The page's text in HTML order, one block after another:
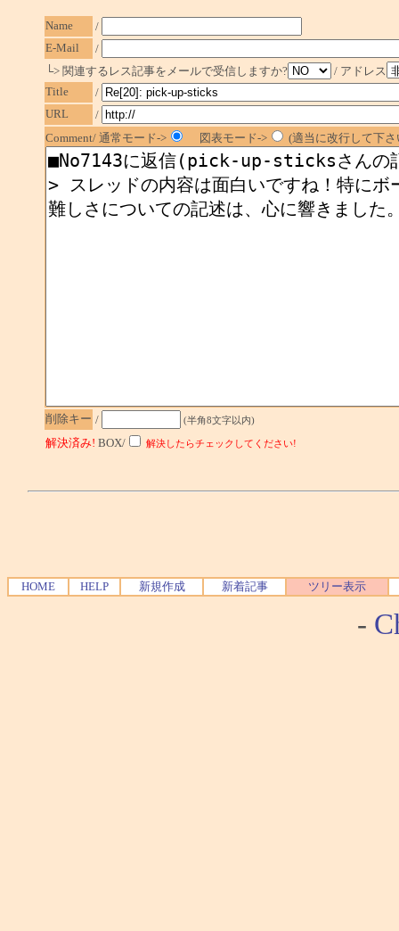
Name
/
E-Mail
/
└> 関連するレス記事をメールで受信しますか?
/ アドレス
Title
/
URL
/
Comment/ 通常モード->
図表モード-> (適当に改行して下
削除キー / (半角8文字以内)
解決済み! BOX/ 解決したらチェックしてください!
HOME HELP 新規作成 新着記事 ツリー表示
-